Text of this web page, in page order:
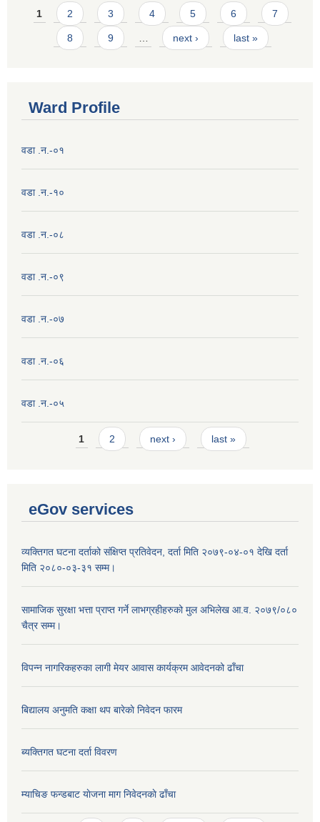
Pages
1 2 3 4 5 6 7
8 9 next › last »
Ward Profile
वडा .न.-०१
वडा .न.-१०
वडा .न.-०८
वडा .न.-०९
वडा .न.-०७
वडा .न.-०६
वडा .न.-०५
Pages1 2 next › last »
eGov services
व्यक्तिगत घटना दर्ताको संक्षिप्त प्रतिवेदन, दर्ता मिति २०७९-०४-०१ देखि दर्ता
मिति २०८०-०३-३१ सम्म।
सामाजिक सुरक्षा भत्ता प्राप्त गर्ने लाभग्रहीहरुको मुल अभिलेख आ.व. २०७९/०८०
चैत्र सम्म।
विपन्न नागरिकहरुका लागी मेयर आवास कार्यक्रम आवेदनको ढाँचा
बिद्यालय अनुमति कक्षा थप बारेकाे निवेदन फारम
ब्यक्तिगत घटना दर्ता विवरण
म्याचिङ फन्डबाट याेजना माग निवेदनकाे ढाँचा